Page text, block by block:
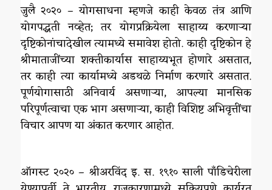
जुलै २०२० – योगसाधना म्हणजे काही केवळ तंत्र आणि
योगपद्धती नव्हेत; तर योगप्रक्रियेला साहाय्य करणाऱ्या
दृष्टिकोनांचादेखील त्यामध्ये समावेश होतो. काही दृष्टिकोन हे
श्रीमाताजींच्या शक्तीकार्यास साहाय्यभूत होणारे असतात,
तर काही त्या कार्यामध्ये अडथळे निर्माण करणारे असतात.
पूर्णयोगासाठी अनिवार्य असणाऱ्या, आपल्या मानसिक
परिपूर्णत्वाचा एक भाग असणाऱ्या, काही विशिष्ट अभिवृत्तींचा
विचार आपण या अंकात करणार आहोत.
ऑगस्ट २०२० – श्रीअरविंद इ. स. १९१० साली पाँडिचेरीला